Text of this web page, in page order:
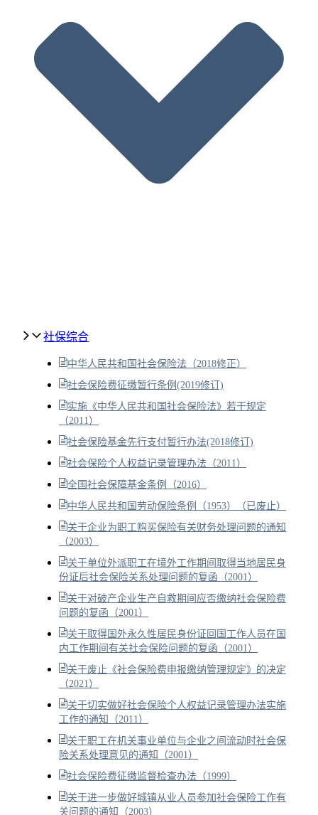
社保综合
中华人民共和国社会保险法（2018修正）
社会保险费征缴暂行条例(2019修订)
实施《中华人民共和国社会保险法》若干规定
（2011）
社会保险基金先行支付暂行办法(2018修订)
社会保险个人权益记录管理办法（2011）
全国社会保障基金条例（2016）
中华人民共和国劳动保险条例（1953）（已废止）
关于企业为职工购买保险有关财务处理问题的通知
（2003）
关于单位外派职工在境外工作期间取得当地居民身
份证后社会保险关系处理问题的复函（2001）
关于对破产企业生产自救期间应否缴纳社会保险费
问题的复函（2001）
关于取得国外永久性居民身份证回国工作人员在国
内工作期间有关社会保险问题的复函（2001）
关于废止《社会保险费申报缴纳管理规定》的决定
（2021）
关于切实做好社会保险个人权益记录管理办法实施
工作的通知（2011）
关于职工在机关事业单位与企业之间流动时社会保
险关系处理意见的通知（2001）
社会保险费征缴监督检查办法（1999）
关于进一步做好城镇从业人员参加社会保险工作有
关问题的通知（2003）